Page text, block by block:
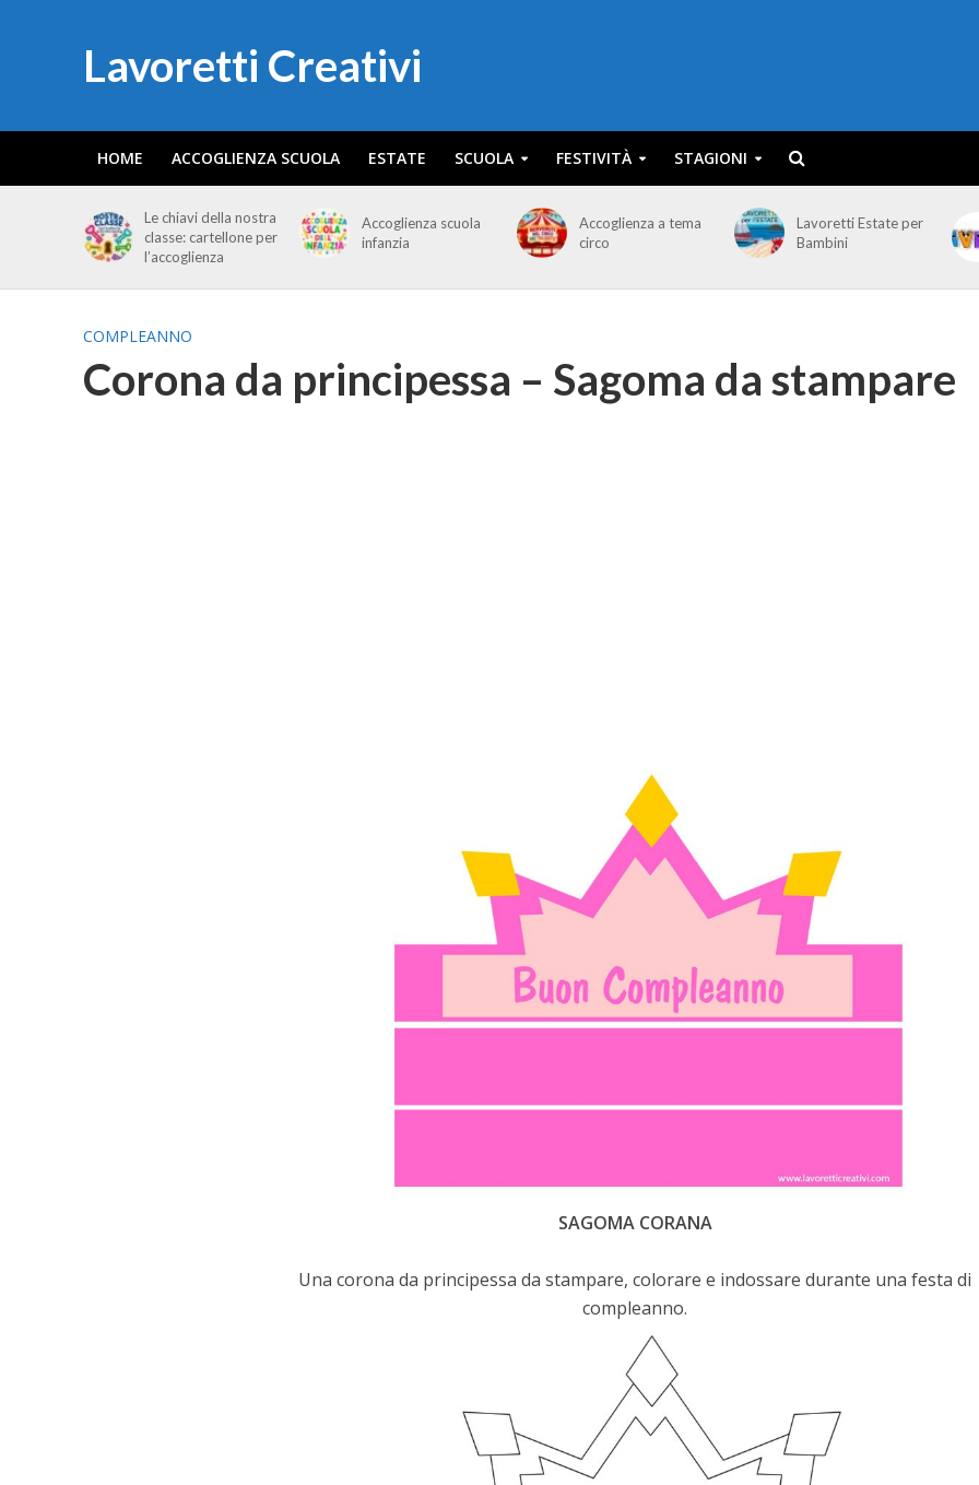
Lavoretti Creativi
HOME ACCOGLIENZA SCUOLA ESTATE SCUOLA FESTIVITÀ STAGIONI
Le chiavi della nostra
classe: cartellone per
l’accoglienza
Accoglienza scuola
infanzia
Accoglienza a tema
circo
Lavoretti Estate per
Bambini
COMPLEANNO
Corona da principessa – Sagoma da stampare
SAGOMA CORANA
Una corona da principessa da stampare, colorare e indossare durante una festa di
compleanno.